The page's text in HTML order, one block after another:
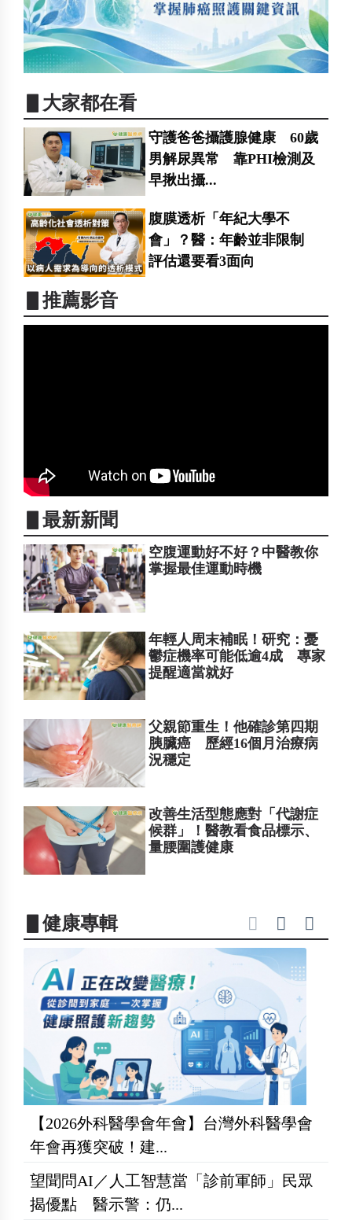
▋大家都在看
守護爸爸攝護腺健康 60歲
男解尿異常 靠PHI檢測及
早揪出攝...
腹膜透析「年紀大學不
會」？醫：年齡並非限制
評估還要看3面向
▋推薦影音
▋最新新聞
空腹運動好不好？中醫教你
掌握最佳運動時機
年輕人周末補眠！研究：憂
鬱症機率可能低逾4成 專家
提醒適當就好
父親節重生！他確診第四期
胰臟癌 歷經16個月治療病
況穩定
改善生活型態應對「代謝症
候群」！醫教看食品標示、
量腰圍護健康
▋健康專輯
【2026外科醫學會年會】台灣外科醫學會
年會再獲突破！建...
望聞問AI／人工智慧當「診前軍師」民眾
揭優點 醫示警：仍...